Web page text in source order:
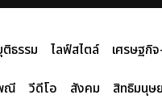
ติธรรม ไลฟ์สไตล์ เศรษฐกิจ
ณี วีดีโอ สังคม สิทธิมนุษ